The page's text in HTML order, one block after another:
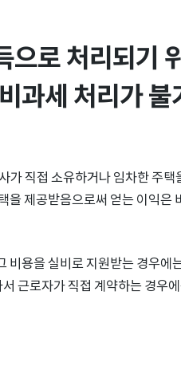
으로 처리되기
과세 처리가
직접 소유하거나 임차한 주
제공받음으로써 얻는 이익은
용을 실비로 지원받는 경우에
근로자가 직접 계약하는 경우